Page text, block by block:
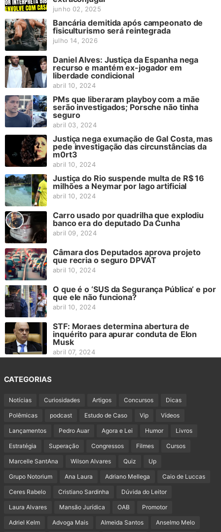
junho 02, 2025
Bancária demitida após campeonato de
fisiculturismo será reintegrada
julho 14, 2026
Daniel Alves: Justiça da Espanha nega
recurso e mantém ex-jogador em
liberdade condicional
abril 10, 2024
PMs que liberaram playboy com a mãe
serão investigados; Porsche não tinha
seguro
abril 03, 2024
Justiça nega exumação de Gal Costa, mas
pede investigação das circunstâncias da
m0rt3
abril 10, 2024
Justiça do Rio suspende multa de R$ 16
milhões a Neymar por lago artificial
abril 10, 2024
Carro usado por quadrilha que explodiu
banco era do deputado Da Cunha
abril 09, 2024
Câmara dos Deputados aprova projeto
que recria o seguro DPVAT
abril 10, 2024
O que é o ‘SUS da Segurança Pública’ e por
que ele não funciona?
abril 10, 2024
STF: Moraes determina abertura de
inquérito para apurar conduta de Elon
Musk
abril 07, 2024
CATEGORIAS
Notícias Curiosidades Artigos Concursos Dicas
Polêmicas podcast Estudo de Caso Vip Vídeos
Lançamentos Pedro Auar Agora e Lei Humor Livros
Estratégia Superação Congressos Filmes Cursos
Marcelle SantAna Wilson Alvares Quiz Up
Grupo Notorium Ana Laura Adriano Mellega Caio de Luccas
Ceres Rabelo Cristiano Sardinha Dúvida do Leitor
Laura Alvares Mansão Jurídica OAB Promotor
Adriel Kelm Advoga Mais Almeida Santos Anselmo Melo